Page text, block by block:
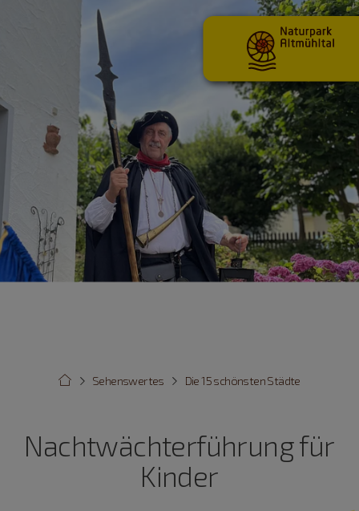
Die 15 schönsten Städte
Sehenswertes
Nachtwächterführung für
Kinder